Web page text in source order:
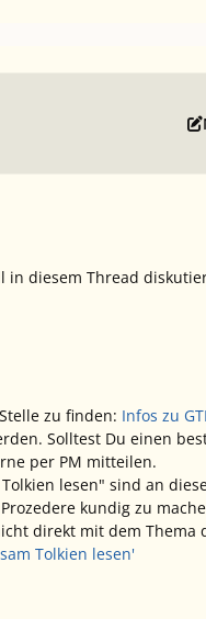
in diesem Thread
zu finden: Infos zu
Solltest Du einen
per PM mitteilen.
lesen" sind an
kundig zu
direkt mit dem
Tolkien lesen'